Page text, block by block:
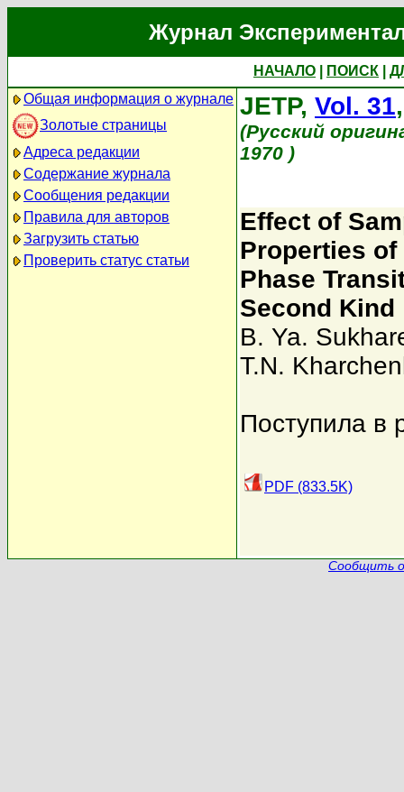
Журнал
НАЧАЛО ПОИСК
Общая информация о журнале
Золотые страницы
Адреса редакции
Содержание журнала
Сообщения редакции
Правила для авторов
Загрузить статью
Проверить статус статьи
JETP, Vol. 31
(Русский
1970 )
Effect of
Properties
Phase
Second Kind
B. Ya.
T.N.
Поступила в
PDF (833.5K)
Сообщить о